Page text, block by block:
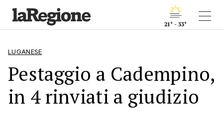
21° - 33°
LUGANESE
Pestaggio a Cadempino,
in 4 rinviati a giudizio